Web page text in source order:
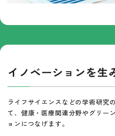
イノベーションを生
ライフサイエンスなどの学術研究
て、健康・医療関連分野やグリー
ョンにつなげます。